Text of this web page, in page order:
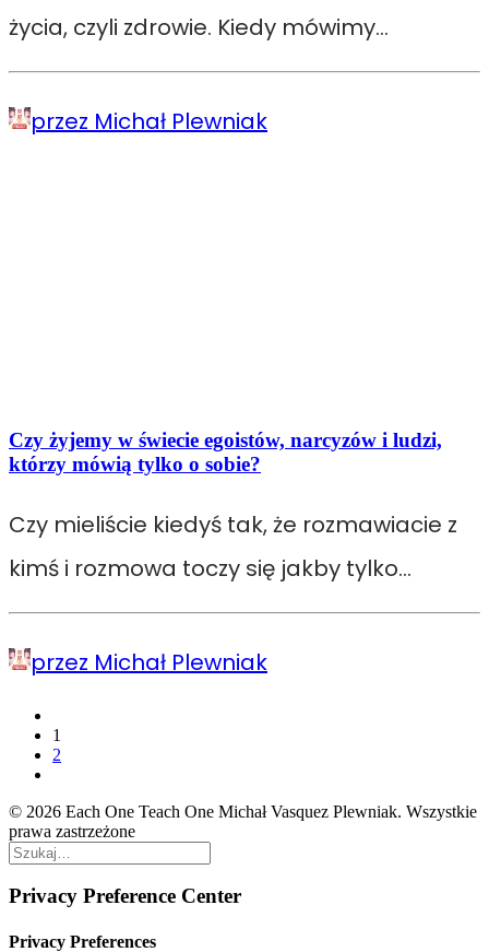
życia, czyli zdrowie. Kiedy mówimy…
przez Michał Plewniak
Czy żyjemy w świecie egoistów, narcyzów i ludzi,
którzy mówią tylko o sobie?
Czy mieliście kiedyś tak, że rozmawiacie z
kimś i rozmowa toczy się jakby tylko…
przez Michał Plewniak
1
2
© 2026 Each One Teach One Michał Vasquez Plewniak. Wszystkie
prawa zastrzeżone
Privacy Preference Center
Privacy Preferences